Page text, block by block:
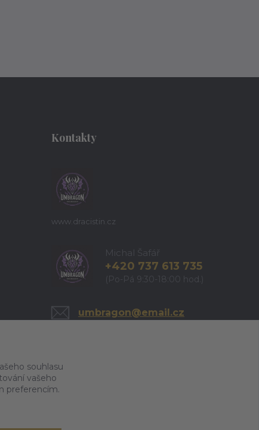
Kontakty
www.dracistin.cz
Michal Šafář
+420 737 613 735
(Po-Pá 9:30-18:00 hod.)
umbragon@email.cz
souhlasu
vašeho
preferencím.